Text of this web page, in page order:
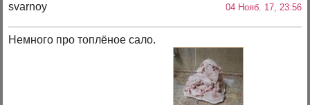
svarnoy 04 Нояб. 17, 23:56
Немного про топлёное сало.